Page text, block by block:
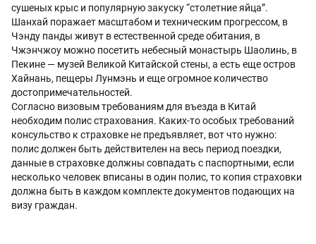
сушеных крыс и популярную закуску “столетние яйца”.
Шанхай поражает масштабом и техническим прогрессом, в
Чэнду панды живут в естественной среде обитания, в
Чжэнчжоу можно посетить небесный монастырь Шаолинь, в
Пекине — музей Великой Китайской стены, а есть еще остров
Хайнань, пещеры Лунмэнь и еще огромное количество
достопримечательностей.
Согласно визовым требованиям для въезда в Китай
необходим полис страхования. Каких-то особых требований
консульство к страховке не предъявляет, вот что нужно:
полис должен быть действителен на весь период поездки,
данные в страховке должны совпадать с паспортными, если
несколько человек вписаны в один полис, то копия страховки
должна быть в каждом комплекте документов подающих на
визу граждан.